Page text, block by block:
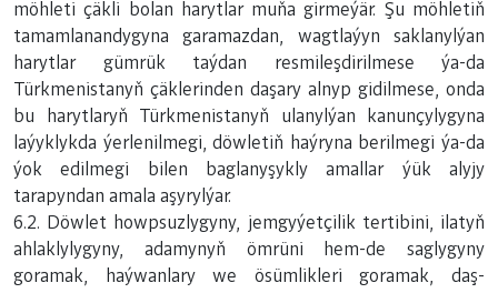
möhleti çäkli bolan harytlar muňa girmeýär. Şu möhletiň
tamamlanandygyna garamazdan, wagtlaýyn saklanylýan
harytlar gümrük taýdan resmileşdirilmese ýa-da
Türkmenistanyň çäklerinden daşary alnyp gidilmese, onda
bu harytlaryň Türkmenistanyň ulanylýan kanunçylygyna
laýyklykda ýerlenilmegi, döwletiň haýryna berilmegi ýa-da
ýok edilmegi bilen baglanyşykly amallar ýük alyjy
tarapyndan amala aşyrylýar.
6.2. Döwlet howpsuzlygyny, jemgyýetçilik tertibini, ilatyň
ahlaklylygyny, adamynyň ömrüni hem-de saglygyny
goramak, haýwanlary we ösümlikleri goramak, daş-